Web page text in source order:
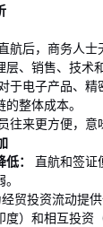
航后，商务人
、销售、技术
于电子产品、
整体成本。
往来更方便，意
：
直航和签证
经贸投资流动提
）和相互投资